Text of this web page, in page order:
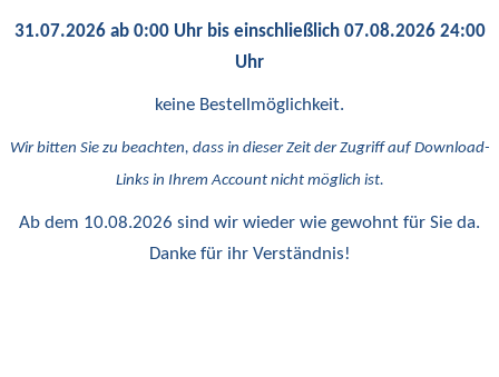
31.07.2026 ab 0:00 Uhr bis einschließlich 07.08.2026 24:00
Uhr
keine Bestellmöglichkeit.
Wir bitten Sie zu beachten, dass in dieser Zeit der Zugriff auf Download-
Links in Ihrem Account nicht möglich ist.
Ab dem 10.08.2026 sind wir wieder wie gewohnt für Sie da.
Danke für ihr Verständnis!